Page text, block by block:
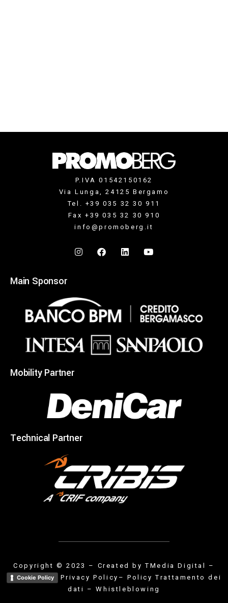
P.IVA 01542150162
Via Lunga, 24125 Bergamo
Tel. +39 035 32 30 911
Fax +39 035 32 30 910
info@promoberg.it
Main Sponsor
Mobility Partner
Technical Partner
Copyright © 2023 – Created byTMedia Digital –
Cookie Policy Privacy Policy – Policy Trattamento dei
dati –Whistleblowing